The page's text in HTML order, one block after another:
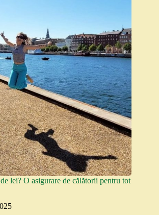
lei? O asigurare de călătorii pentru tot